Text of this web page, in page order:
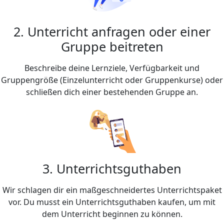
2. Unterricht anfragen oder einer
Gruppe beitreten
Beschreibe deine Lernziele, Verfügbarkeit und
Gruppengröße (Einzelunterricht oder Gruppenkurse) oder
schließen dich einer bestehenden Gruppe an.
3. Unterrichtsguthaben
Wir schlagen dir ein maßgeschneidertes Unterrichtspaket
vor. Du musst ein Unterrichtsguthaben kaufen, um mit
dem Unterricht beginnen zu können.